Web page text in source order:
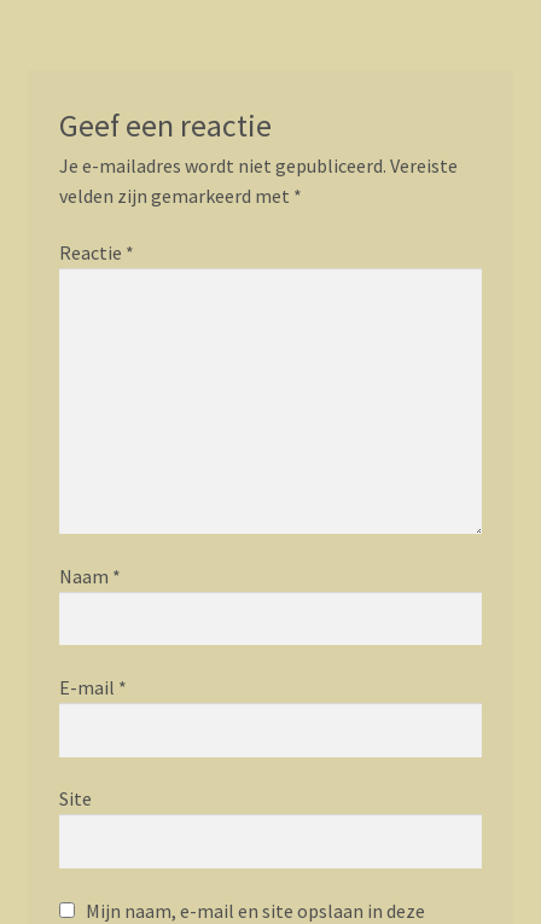
Geef een reactie
Je e-mailadres wordt niet gepubliceerd. Vereiste
velden zijn gemarkeerd met *
Reactie *
Naam *
E-mail *
Site
Mijn naam, e-mail en site opslaan in deze